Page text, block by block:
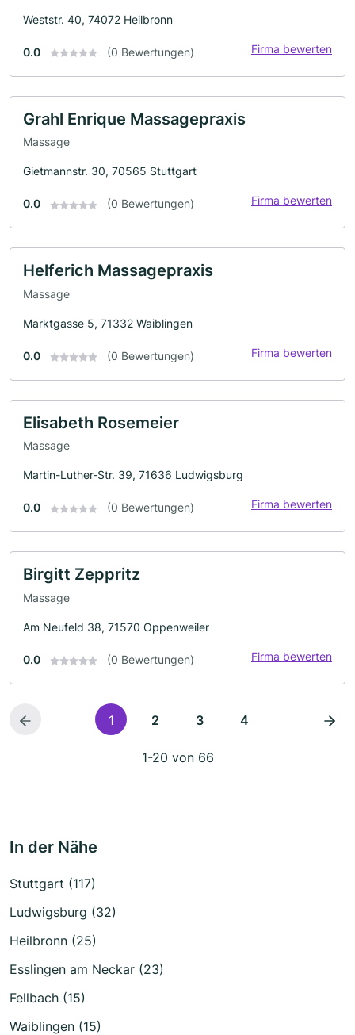
Weststr. 40, 74072 Heilbronn
0.0 (0 Bewertungen) Firma bewerten
Grahl Enrique Massagepraxis
Massage
Gietmannstr. 30, 70565 Stuttgart
0.0 (0 Bewertungen) Firma bewerten
Helferich Massagepraxis
Massage
Marktgasse 5, 71332 Waiblingen
0.0 (0 Bewertungen) Firma bewerten
Elisabeth Rosemeier
Massage
Martin-Luther-Str. 39, 71636 Ludwigsburg
0.0 (0 Bewertungen) Firma bewerten
Birgitt Zeppritz
Massage
Am Neufeld 38, 71570 Oppenweiler
0.0 (0 Bewertungen) Firma bewerten
1 2 3 4
1-20 von 66
In der Nähe
Stuttgart (117)
Ludwigsburg (32)
Heilbronn (25)
Esslingen am Neckar (23)
Fellbach (15)
Waiblingen (15)